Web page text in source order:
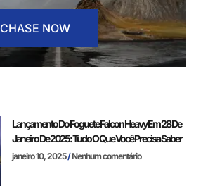
NOW
Lançamento Do Foguete Falcon Heavy Em 28 De
Janeiro De 2025: Tudo O Que Você Precisa Saber
janeiro 10, 2025 Nenhum comentário